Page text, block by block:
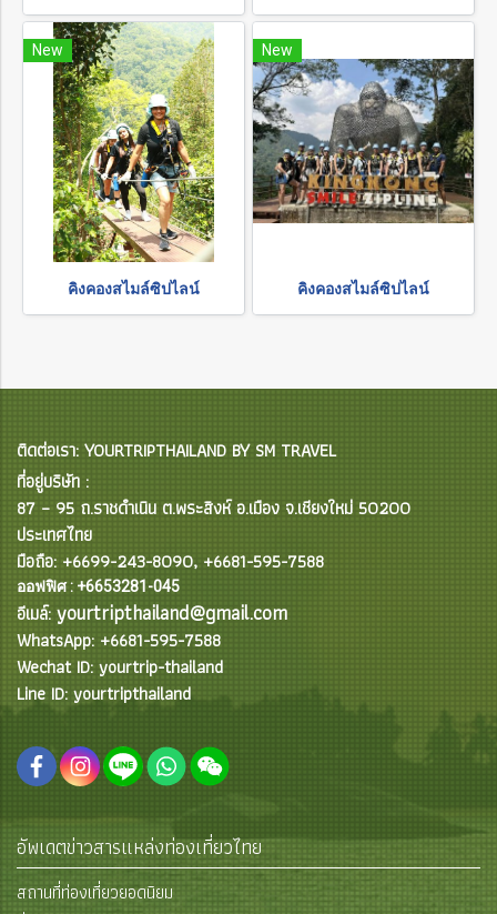
New
คิงคองสไมล์ซิปไลน์
New
คิงคองสไมล์ซิปไลน์
ติดต่อเรา: YOURTRIPTHAILAND BY SM TRAVEL
ที่อยู่บริษัท :
87 – 95 ถ.ราชดำเนิน ต.พระสิงห์ อ.เมือง จ.เชียงใหม่ 50200
ประเทศไทย
มือถือ: +6699-243-8090, +6681-595-7588
ออฟฟิศ : +6653281-045
อีเมล์: yourtripthailand@gmail.com
WhatsApp: +6681-595-7588
Wechat ID: yourtrip-thailand
Line ID: yourtripthailand
อัพเดตข่าวสารแหล่งท่องเที่ยวไทย
สถานที่ท่องเที่ยวยอดนิยม